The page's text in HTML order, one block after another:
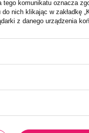
komunikatu oznacza
nich klikając w zakładkę
z danego urządzenia